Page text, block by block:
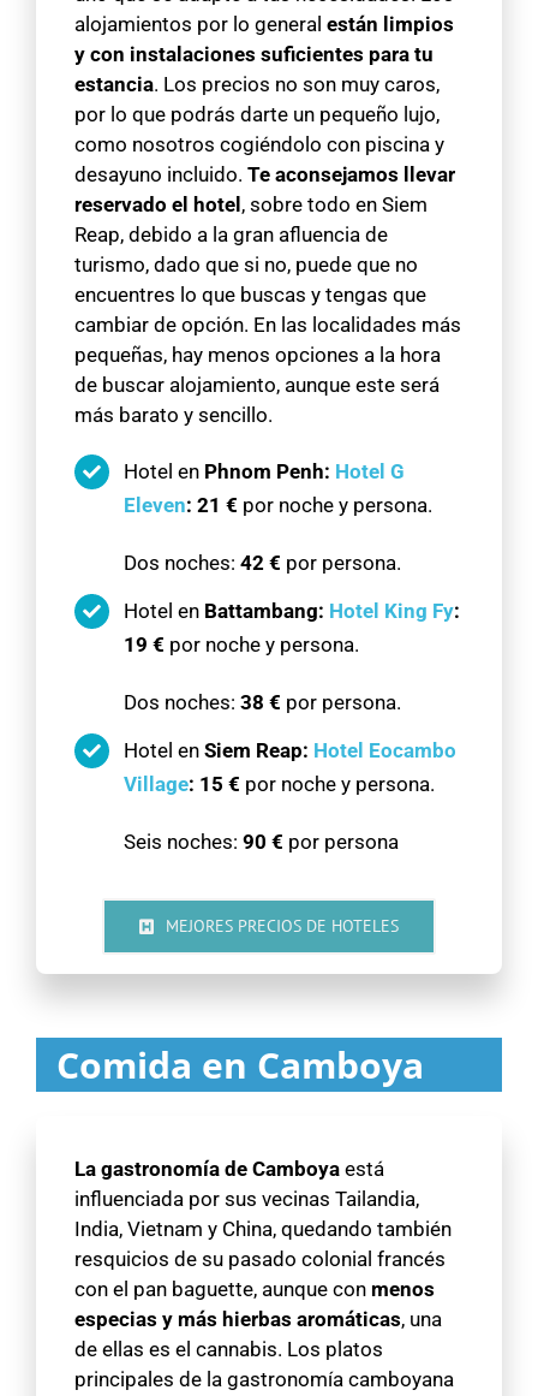
alojamientos por lo general están limpios
y con instalaciones suficientes para tu
estancia. Los precios no son muy caros,
por lo que podrás darte un pequeño lujo,
como nosotros cogiéndolo con piscina y
desayuno incluido. Te aconsejamos llevar
reservado el hotel , sobre todo en Siem
Reap, debido a la gran afluencia de
turismo, dado que si no, puede que no
encuentres lo que buscas y tengas que
cambiar de opción. En las localidades más
pequeñas, hay menos opciones a la hora
de buscar alojamiento, aunque este será
más barato y sencillo.
Hotel en Phnom Penh: Hotel G
Eleven: 21 € por noche y persona.
Dos noches: 42 € por persona.
Hotel en Battambang: Hotel King Fy:
19 € por noche y persona.
Dos noches: 38 € por persona.
Hotel enSiem Reap: Hotel Eocambo
Village: 15 € por noche y persona.
Seis noches: 90 € por persona
MEJORES PRECIOS DE HOTELES
Comida en Camboya
La gastronomía de Camboya está
influenciada por sus vecinas Tailandia,
India, Vietnam y China, quedando también
resquicios de su pasado colonial francés
con el pan baguette, aunque con menos
especias y más hierbas aromáticas, una
de ellas es el cannabis. Los platos
principales de la gastronomía camboyana